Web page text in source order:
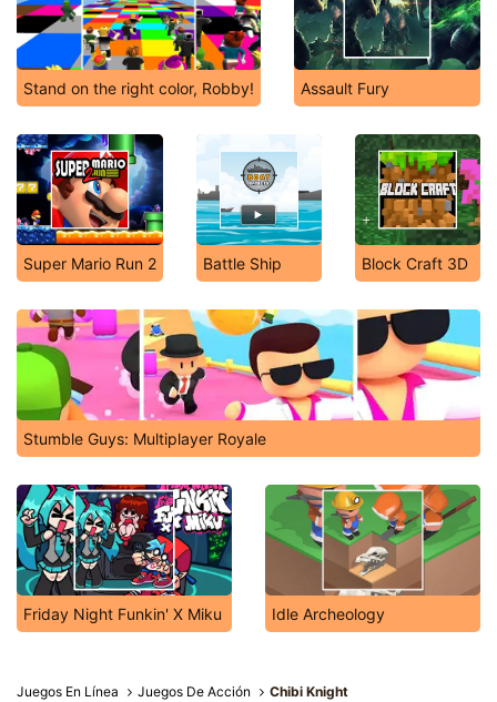
Stand on the right color, Robby! Assault Fury
Super Mario Run 2 Battle Ship Block Craft 3D
Stumble Guys: Multiplayer Royale
Friday Night Funkin' X Miku Idle Archeology
Juegos En Línea Juegos De Acción Chibi Knight